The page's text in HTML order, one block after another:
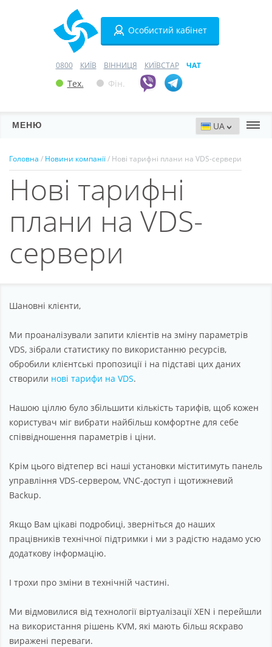
Особистий кабінет
0800 КИЇВ ВІННИЦЯ КИЇВСТАР ЧАТ
Тех. Фін.
МЕНЮ
Домени
VPN
SSL
Підтримка
Про компанію
Головна / Новини компанії/ Нові тарифні плани на VDS-cервери
Нові тарифні
плани на VDS-
cервери
Шановні клієнти,
Ми проаналізували запити клієнтів на зміну параметрів
VDS, зібрали статистику по використанню ресурсів,
обробили клієнтські пропозиції і на підставі цих даних
створили нові тарифи на VDS.
Нашою ціллю було збільшити кількість тарифів, щоб кожен
користувач міг вибрати найбільш комфортне для себе
співвідношення параметрів і ціни.
Крім цього відтепер всі наші установки міститимуть панель
управління VDS-сервером, VNC-доступ і щотижневий
Backup.
Якщо Вам цікаві подробиці, зверніться до наших
працівників технічної підтримки і ми з радістю надамо усю
додаткову інформацію.
І трохи про зміни в технічній частині.
Ми відмовилися від технології віртуалізації XEN і перейшли
на використання рішень KVM, які мають більш яскраво
виражені переваги.